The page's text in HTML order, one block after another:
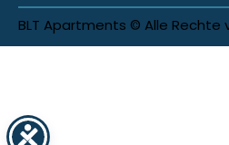
BLT Apartments © Alle Rechte